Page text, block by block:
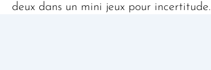
deux dans un mini jeux pour incertitude.